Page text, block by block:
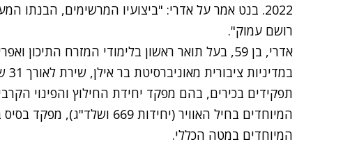
2022. בנט אמר על אדרי: "ביצועיו המרשימים, הבנתו
רושם עמוק".
אדרי, בן 59, בעל תואר ראשון בלימודי המזרח
המיוחדים בחיל האוויר (יחידות
המיוחדים במטה הכללי.